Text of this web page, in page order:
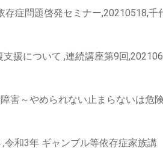
症問題啓発セミナー,20210518,千
援について ,連続講座第9回
害～やめられない止まらないは危
令和3年 ギャンブル等依存症家族講